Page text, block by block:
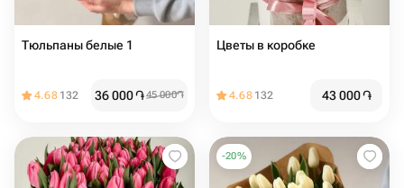
Тюльпаны белые 1
4.68 132 36 000֏45 000֏
Цветы в коробке
4.68 132 43 000֏
-20%